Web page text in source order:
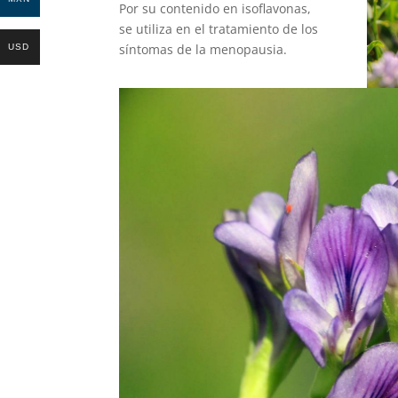
Por su contenido en isoflavonas,
se utiliza en el tratamiento de los
síntomas de la menopausia.
USD